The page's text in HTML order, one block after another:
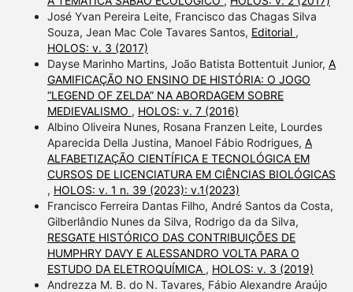
José Yvan Pereira Leite, Francisco das Chagas Silva
Souza, Jean Mac Cole Tavares Santos, Editorial ,
HOLOS: v. 3 (2017)
Dayse Marinho Martins, João Batista Bottentuit Junior, A
GAMIFICAÇÃO NO ENSINO DE HISTÓRIA: O JOGO
“LEGEND OF ZELDA” NA ABORDAGEM SOBRE
MEDIEVALISMO , HOLOS: v. 7 (2016)
Albino Oliveira Nunes, Rosana Franzen Leite, Lourdes
Aparecida Della Justina, Manoel Fábio Rodrigues, A
ALFABETIZAÇÃO CIENTÍFICA E TECNOLÓGICA EM
CURSOS DE LICENCIATURA EM CIÊNCIAS BIOLÓGICAS
, HOLOS: v. 1 n. 39 (2023): v.1(2023)
Francisco Ferreira Dantas Filho, André Santos da Costa,
Gilberlândio Nunes da Silva, Rodrigo da da Silva,
RESGATE HISTÓRICO DAS CONTRIBUIÇÕES DE
HUMPHRY DAVY E ALESSANDRO VOLTA PARA O
ESTUDO DA ELETROQUÍMICA , HOLOS: v. 3 (2019)
Andrezza M. B. do N. Tavares, Fábio Alexandre Araújo